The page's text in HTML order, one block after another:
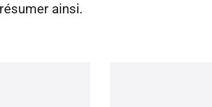
ainsi.